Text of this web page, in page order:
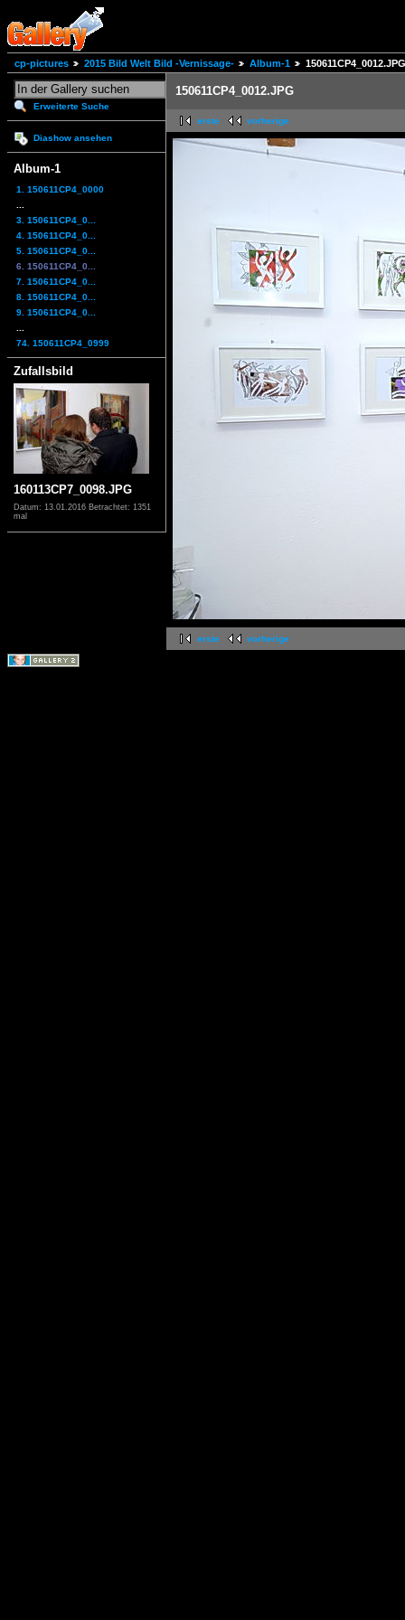
cp-pictures 2015 Bild Welt Bild -Vernissage- Album-1 150611CP4_0012.JPG
Erweiterte Suche
Diashow ansehen
Album-1
1. 150611CP4_0000
3. 150611CP4_0...
4. 150611CP4_0...
5. 150611CP4_0...
6. 150611CP4_0...
7. 150611CP4_0...
8. 150611CP4_0...
9. 150611CP4_0...
74. 150611CP4_0999
Zufallsbild
160113CP7_0098.JPG
Datum: 13.01.2016 Betrachtet: 1351
mal
150611CP4_0012.JPG
erste vorherige
erste vorherige